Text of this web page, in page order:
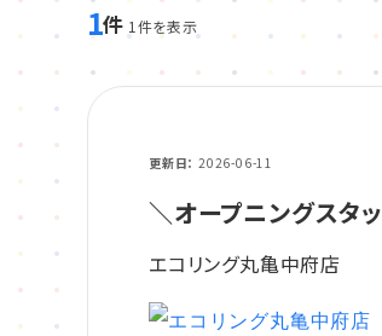
1件 1件を表示
更新日 2026-06-11
＼オープニングスタ
エコリング丸亀中府店